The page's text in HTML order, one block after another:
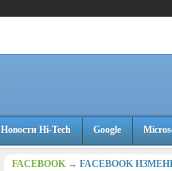
Новости Hi-Tech Google
FACEBOOK → FACEBOOK